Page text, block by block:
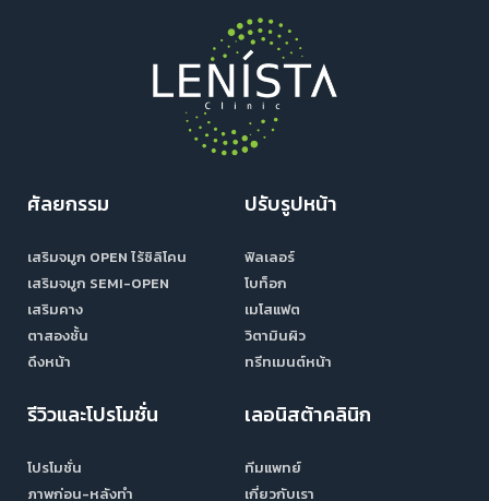
ศัลยกรรม
เสริมจมูก OPEN ไร้ซิลิโคน
เสริมจมูก SEMI-OPEN
เสริมคาง
ตาสองชั้น
ดึงหน้า
ปรับรูปหน้า
ฟิลเลอร์
โบท็อก
เมโสแฟต
วิตามินผิว
ทรีทเมนต์หน้า
รีวิวและโปรโมชั่น
โปรโมชั่น
ภาพก่อน-หลังทำ
เลอนิสต้าคลินิก
ทีมแพทย์
เกี่ยวกับเรา